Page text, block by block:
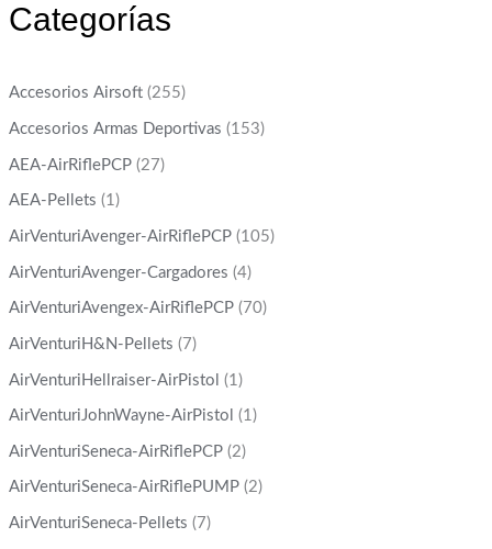
Categorías
Accesorios Airsoft (255)
Accesorios Armas Deportivas (153)
AEA-AirRiflePCP (27)
AEA-Pellets (1)
AirVenturiAvenger-AirRiflePCP (105)
AirVenturiAvenger-Cargadores (4)
AirVenturiAvengex-AirRiflePCP (70)
AirVenturiH&N-Pellets (7)
AirVenturiHellraiser-AirPistol (1)
AirVenturiJohnWayne-AirPistol (1)
AirVenturiSeneca-AirRiflePCP (2)
AirVenturiSeneca-AirRiflePUMP (2)
AirVenturiSeneca-Pellets (7)